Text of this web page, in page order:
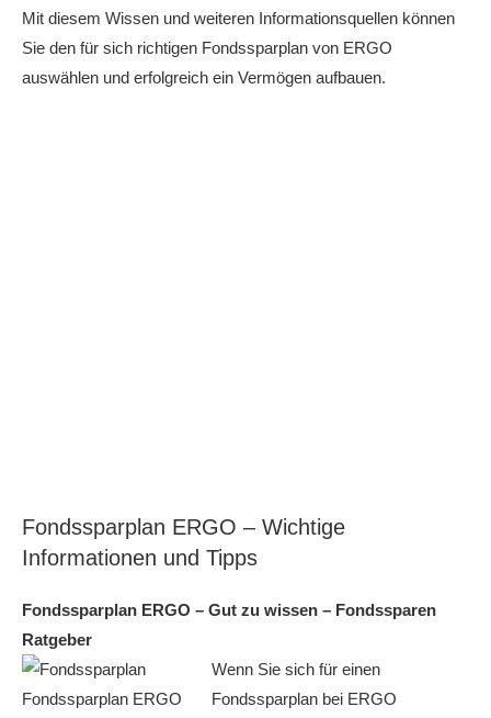
Mit diesem Wissen und weiteren Informationsquellen können
Sie den für sich richtigen Fondssparplan von ERGO
auswählen und erfolgreich ein Vermögen aufbauen.
Fondssparplan ERGO – Wichtige
Informationen und Tipps
Fondssparplan ERGO – Gut zu wissen – Fondssparen
Ratgeber
Wenn Sie sich für einen
Fondssparplan bei ERGO